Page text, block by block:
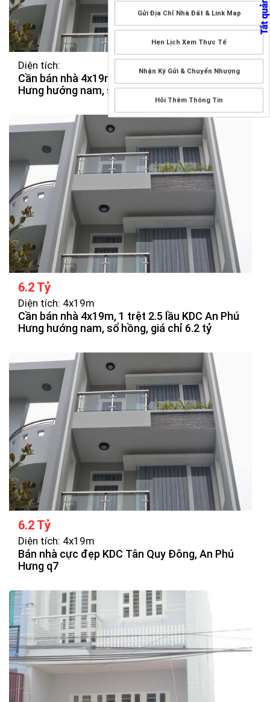
Gửi Địa Chỉ Nhà Đất & Link Map
Hẹn Lịch Xem Thực Tế
Nhận Ký Gửi & Chuyển Nhượng
Hỏi Thêm Thông Tin
Diện tích:
Cần bán nhà 4x19m, 1 trệt 2.5 lầu KDC An Phú
Hưng hướng nam, sổ hồng, giá chỉ 6.2 tỷ
6.2 Tỷ
Diện tích: 4x19m
Cần bán nhà 4x19m, 1 trệt 2.5 lầu KDC An Phú
Hưng hướng nam, sổ hồng, giá chỉ 6.2 tỷ
6.2 Tỷ
Diện tích: 4x19m
Bán nhà cực đẹp KDC Tân Quy Đông, An Phú
Hưng q7